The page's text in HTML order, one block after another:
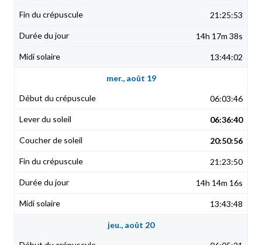
21:25:53
14h 17m 38s
13:44:02
mer., août 19
06:03:46
06:36:40
20:50:56
21:23:50
14h 14m 16s
13:43:48
jeu., août 20